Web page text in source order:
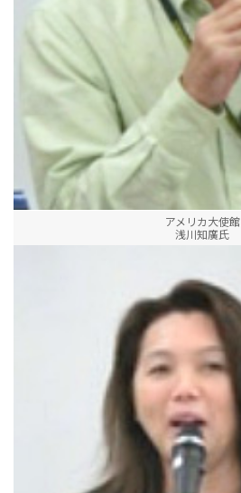
アメリカ大使館
浅川知廣氏